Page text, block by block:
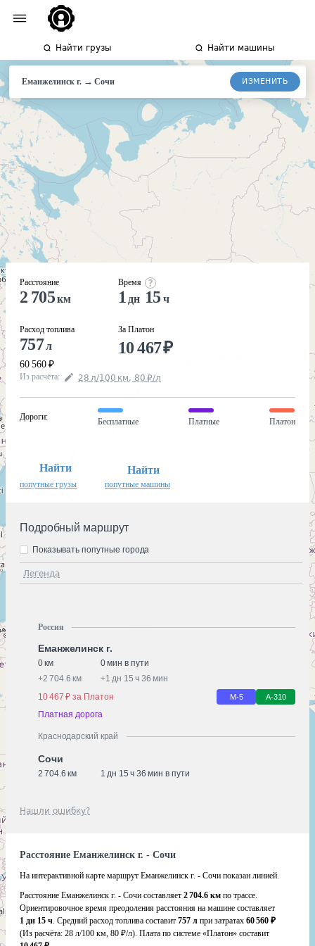
Найти грузы Найти машины
Еманжелинск г.→Сочи ИЗМЕНИТЬ
Расстояние
2 705км
Расход топлива
757л
60 560 ₽
Время
1 дн 15 ч
За Платон
10 467₽
Из расчёта: 28 л/100 км, 80 ₽/л
Дороги:
Бесплатные Платные Платон
Найти
попутные грузы
Найти
попутные машины
Подробный маршрут
Легенда
Показывать попутные города
Россия
Еманжелинск г.
0 км
0 мин в пути
+2 704.6 км +1 дн 15 ч 36 мин
10 467 ₽ за Платон
М-5 А-310
Платная дорога
Краснодарский край
Сочи
2 704.6 км 1 дн 15 ч 36 мин в пути
Нашли ошибку?
Расстояние Еманжелинск г. - Сочи
На интерактивной карте маршрут Еманжелинск г. - Сочи показан линией.
Расстояние Еманжелинск г. - Сочи составляет 2 704.6 км по трассе.
Ориентировочное время преодоления расстояния на машине составляет
1 дн 15 ч. Средний расход топлива составит 757 л при затратах 60 560 ₽
(Из расчёта: 28 л/100 км, 80 ₽/л). Плата по системе «Платон» составит